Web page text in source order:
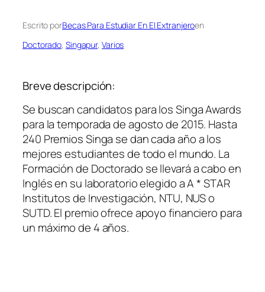
Escrito porBecas Para Estudiar En El Extranjeroen
Doctorado, Singapur, Varios
Breve descripción:
Se buscan candidatos para los Singa Awards
para la temporada de agosto de 2015. Hasta
240 Premios Singa se dan cada año a los
mejores estudiantes de todo el mundo. La
Formación de Doctorado se llevará a cabo en
Inglés en su laboratorio elegido a A * STAR
Institutos de Investigación, NTU, NUS o
SUTD. El premio ofrece apoyo financiero para
un máximo de 4 años.